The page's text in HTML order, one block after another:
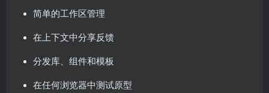
简单的工作区管理
在上下文中分享反馈
分发库、组件和模板
在任何浏览器中测试原型